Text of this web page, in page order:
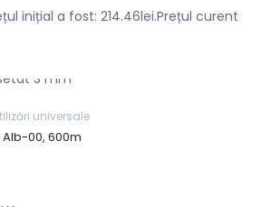
inițial a fost: 214.46lei.Prețul curent
universale
Alb-00, 600m